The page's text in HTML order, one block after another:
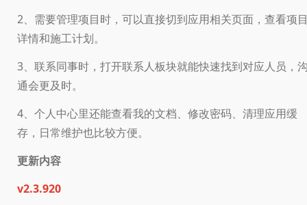
2、需要管理项目时，可以直接切到应用相关页面，查看项
详情和施工计划。
3、联系同事时，打开联系人板块就能快速找到对应人员，
通会更及时。
4、个人中心里还能查看我的文档、修改密码、清理应用缓
存，日常维护也比较方便。
更新内容
v2.3.920